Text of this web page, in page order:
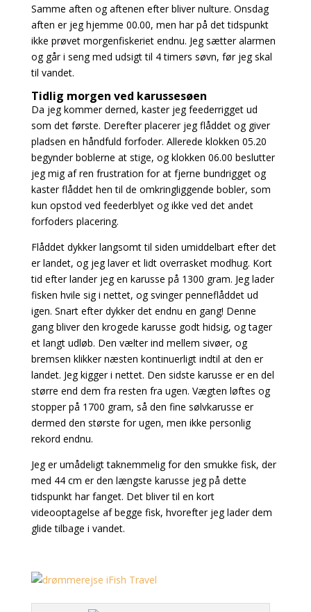
Samme aften og aftenen efter bliver nulture. Onsdag
aften er jeg hjemme 00.00, men har på det tidspunkt
ikke prøvet morgenfiskeriet endnu. Jeg sætter alarmen
og går i seng med udsigt til 4 timers søvn, før jeg skal
til vandet.
Tidlig morgen ved karussesøen
Da jeg kommer derned, kaster jeg feederrigget ud
som det første. Derefter placerer jeg flåddet og giver
pladsen en håndfuld forfoder. Allerede klokken 05.20
begynder boblerne at stige, og klokken 06.00 beslutter
jeg mig af ren frustration for at fjerne bundrigget og
kaster flåddet hen til de omkringliggende bobler, som
kun opstod ved feederblyet og ikke ved det andet
forfoders placering.
Flåddet dykker langsomt til siden umiddelbart efter det
er landet, og jeg laver et lidt overrasket modhug. Kort
tid efter lander jeg en karusse på 1300 gram. Jeg lader
fisken hvile sig i nettet, og svinger penneflåddet ud
igen. Snart efter dykker det endnu en gang! Denne
gang bliver den krogede karusse godt hidsig, og tager
et langt udløb. Den vælter ind mellem sivøer, og
bremsen klikker næsten kontinuerligt indtil at den er
landet. Jeg kigger i nettet. Den sidste karusse er en del
større end dem fra resten fra ugen. Vægten løftes og
stopper på 1700 gram, så den fine sølvkarusse er
dermed den største for ugen, men ikke personlig
rekord endnu.
Jeg er umådeligt taknemmelig for den smukke fisk, der
med 44 cm er den længste karusse jeg på dette
tidspunkt har fanget. Det bliver til en kort
videooptagelse af begge fisk, hvorefter jeg lader dem
glide tilbage i vandet.